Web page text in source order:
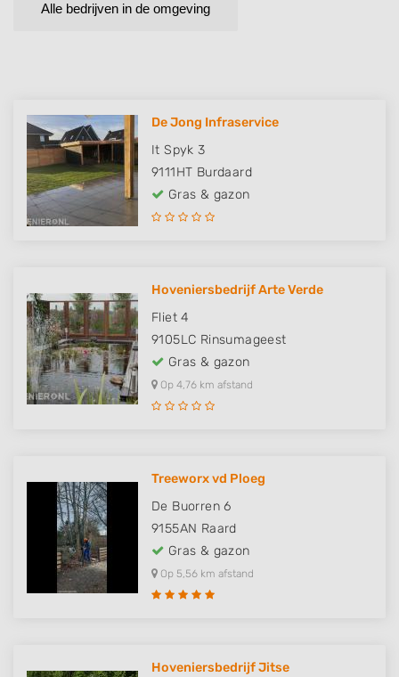
Alle bedrijven in de omgeving
De Jong Infraservice
It Spyk 3
9111HT Burdaard
Gras & gazon
Hoveniersbedrijf Arte Verde
Fliet 4
9105LC Rinsumageest
Gras & gazon
Op 4,76 km afstand
Treeworx vd Ploeg
De Buorren 6
9155AN Raard
Gras & gazon
Op 5,56 km afstand
Hoveniersbedrijf Jitse